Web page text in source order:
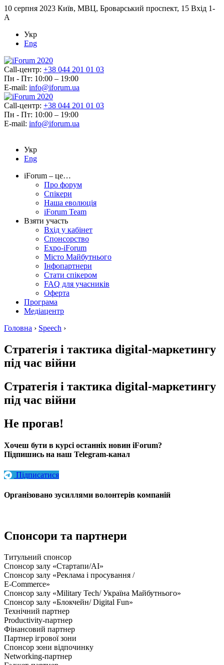
10 серпня 2023 Київ, МВЦ, Броварський проспект, 15 Вхід 1-
А
Укр
Eng
Call-центр: +38 044 201 01 03
Пн - Пт: 10:00 – 19:00
E-mail: info@iforum.ua
Call-центр: +38 044 201 01 03
Пн - Пт: 10:00 – 19:00
E-mail: info@iforum.ua
Укр
Eng
iForum – це…
Про форум
Спікери
Наша еволюція
iForum Team
Взяти участь
Вхід у кабінет
Спонсорство
Expo-iForum
Місто Майбутнього
Інфопартнери
Стати спікером
FAQ для учасників
Оферта
Програма
Медіацентр
Головна › Speech ›
Стратегія і тактика digital-маркетингу
під час війни
Стратегія і тактика digital-маркетингу
під час війни
Не прогав!
Хочеш бути в курсі останніх новин iForum?
Підпишись на наш Telegram-канал
Підписатися
Організовано зусиллями волонтерів компаній
Спонсори та партнери
Титульний спонсор
Спонсор залу «Стартапи/AI»
Спонсор залу «Реклама і просування /
E-Commerce»
Спонсор залу «Military Tech/ Україна Майбутнього»
Спонсор залу «Блокчейн/ Digital Fun»
Технічний партнер
Productivity-партнер
Фінансовий партнер
Партнер ігрової зони
Спонсор зони відпочинку
Networking-партнер